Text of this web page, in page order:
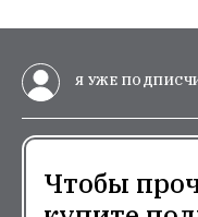
Я УЖЕ
Чтобы